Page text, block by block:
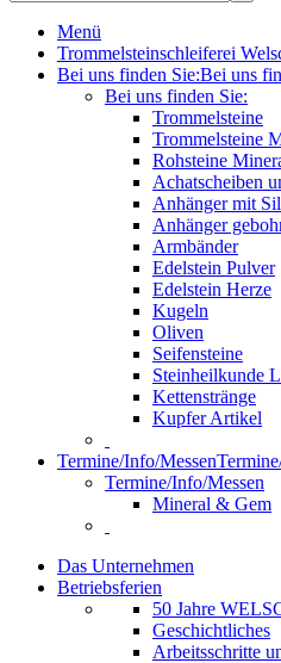
Menü
Trommelsteinschleiferei
Bei uns finden Sie:Bei uns
Bei uns finden Sie:
Trommelsteine
Trommelsteine
Rohsteine
Achatscheiben
Anhänger mit
Anhänger
Armbänder
Edelstein Pulver
Edelstein Herze
Kugeln
Oliven
Seifensteine
Steinheilkunde
Kettenstränge
Kupfer Artikel
Termine/Info/Messen
Termine/Info/Messen
Mineral & Gem
Das Unternehmen
Betriebsferien
50 Jahre
Geschichtliches
Arbeitsschritte